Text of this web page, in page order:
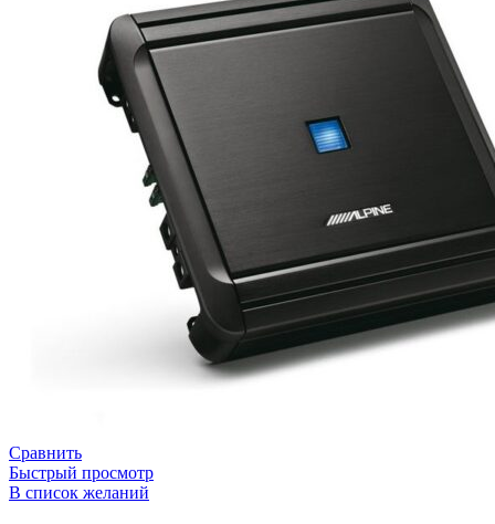
Сравнить
Быстрый просмотр
В список желаний